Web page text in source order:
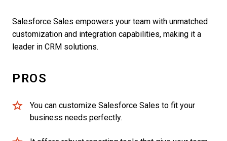
Salesforce Sales empowers your team with unmatched
customization and integration capabilities, making it a
leader in CRM solutions.
PROS
You can customize Salesforce Sales to fit your
business needs perfectly.